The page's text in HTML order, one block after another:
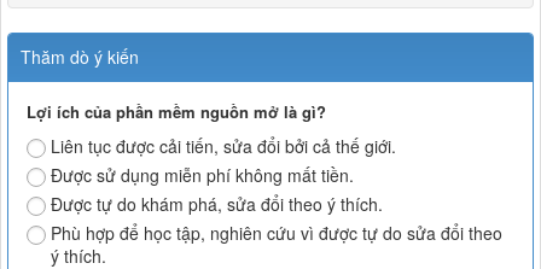
Thăm dò ý kiến
Lợi ích của phần mềm nguồn mở là gì?
Liên tục được cải tiến, sửa đổi bởi cả thế giới.
Được sử dụng miễn phí không mất tiền.
Được tự do khám phá, sửa đổi theo ý thích.
Phù hợp để học tập, nghiên cứu vì được tự do sửa đổi theo
ý thích.